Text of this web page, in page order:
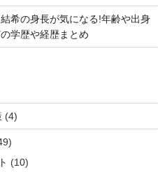
希の身長が気になる!年齢や出身
学歴や経歴まとめ
(4)
(10)